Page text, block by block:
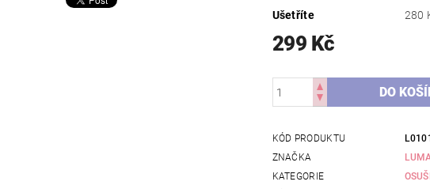
Ušetříte
280
299 Kč
KÓD PRODUKTU
ZNAČKA
KATEGORIE